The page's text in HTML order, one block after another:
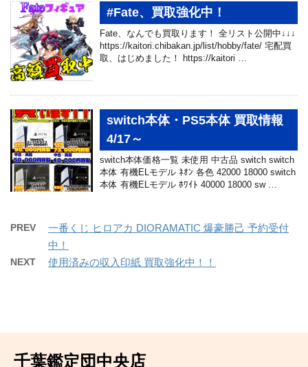
#Fate、買取強化中！
Fate、なんでも買取ります！ 全リスト公開中↓↓↓
https://kaitori.chibakan.jp/list/hobby/fate/ 宅配買
取、はじめました！ https://kaitori …
switch本体・PS5本体 買取情報
4/17～
switch本体価格一覧 未使用 中古品 switch switch
本体 有機ELモデル ﾈｵﾝ 各色 42000 18000 switch
本体 有機ELモデル ﾎﾜｲﾄ 40000 18000 sw …
PREV
一番くじ ヒロアカ DIORAMATIC 爆豪勝己 予約受付
中！
NEXT 使用済みの収入印紙 買取強化中！！
千葉鑑定団中央店